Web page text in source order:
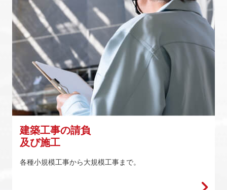
建築工事の請負
及び施工
各種小規模工事から大規模工事まで。